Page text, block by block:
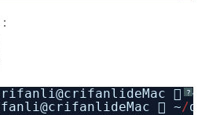
?
 ~
 ~/